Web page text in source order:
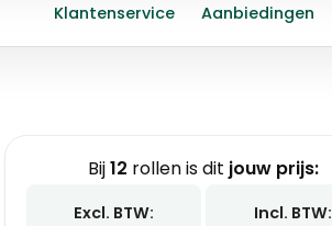
Klantenservice Aanbiedingen
Bij12 rollen is dit jouw prijs:
Excl. BTW: Incl. BTW: